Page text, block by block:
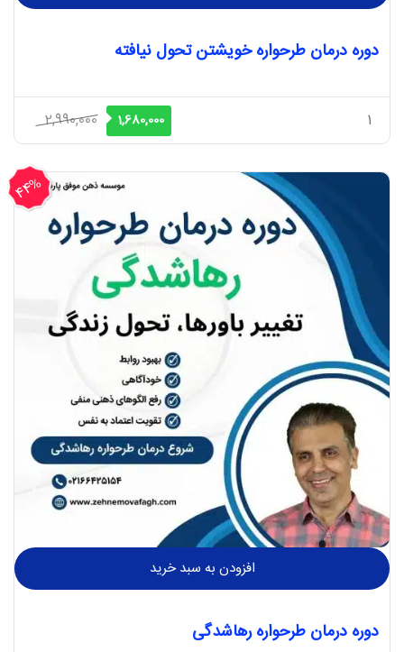
دوره درمان طرحواره خویشتن تحول نیافته
2,990,000
قیمت
اصلی
2,990,000 ریال
1,680,000 قیمت
فعلی
1,680,000 ریال
افزودن به سبد خرید
44%
تخفیف
دوره درمان طرحواره رهاشدگی